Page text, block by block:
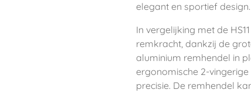
elegant en sportief design.
In vergelijking met de
remkracht, dankzij de
aluminium remhendel in
ergonomische 2-
precisie. De remhendel